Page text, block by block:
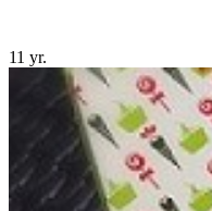
11 yr.